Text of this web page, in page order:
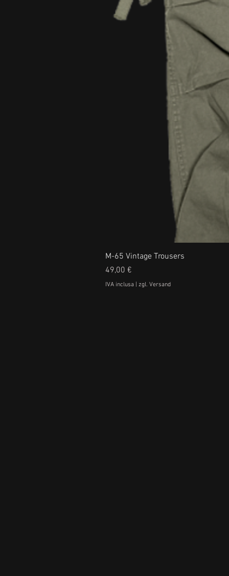
M-65 Vintage Trousers
Prezzo
49,00 €
IVA inclusa zgl. Versand